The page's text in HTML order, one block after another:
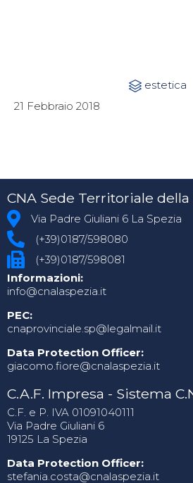
 Category
estetica
21 Febbraio 2018
CNA Sede Territoriale della
Via Padre Giuliani 6 La Spezia
(+39)0187/598080
(+39)0187/598081
Informazioni:
info@cnalaspezia.it
PEC:
cnaprovinciale.sp@legalmail.it
Data Protection Officer:
giacomo.fiore@cnalaspezia.it
C.A.F. Impresa - Sistema
C.F. e P. IVA 01091040111
Via Padre Giuliani 6
19125 La Spezia
Data Protection Officer:
stefania.costa@cnalaspezia.it